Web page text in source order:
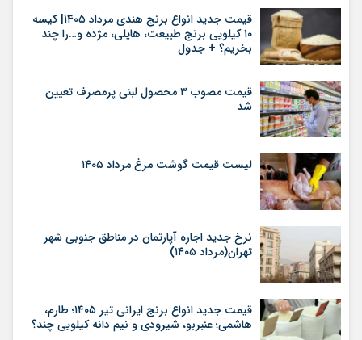
قیمت جدید انواع برنج هندی مرداد ۱۴۰۵| کیسه
۱۰ کیلویی برنج طبیعت، هایلی، مژده و…را چند
بخریم؟ + جدول
قیمت مصوب ۳ محصول لبنی پرمصرف تعیین
شد
لیست قیمت گوشت مرغ مرداد ۱۴۰۵
نرخ جدید اجاره آپارتمان در مناطق جنوبی شهر
تهران(مرداد ۱۴۰۵)
قیمت جدید انواع برنج ایرانی تیر ۱۴۰۵؛ طارم،
هاشمی؛ عنبربو، شیرودی و نیم دانه کیلویی چند؟